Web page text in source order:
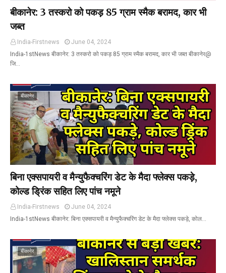
बीकानेर: 3 तस्करो को पकड़ 85 ग्राम स्मैक बरामद, कार भी
जब्त
India-Firstnews
June 04, 2024
India-1stNews बीकानेर: 3 तस्करो को पकड़ 85 ग्राम स्मैक बरामद, कार भी जब्त बीकानेर@
जि…
बीकानेर
बिना एक्सपायरी व मैन्युफैक्चरिंग डेट के मैदा फ्लेक्स पकड़े,
कोल्ड ड्रिंक सहित लिए पांच नमूने
India-Firstnews
June 04, 2024
India-1stNews बीकानेर: बिना एक्सपायरी व मैन्युफैक्चरिंग डेट के मैदा फ्लेक्स पकड़े, कोल…
बीकानेर